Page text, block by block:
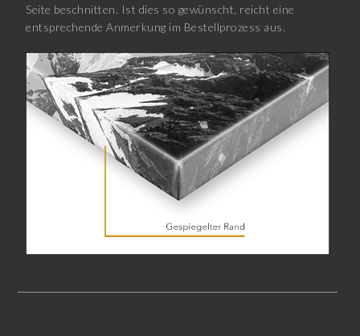
Seite beschnitten. Ist dies so gewünscht, reicht eine
entsprechende Anmerkung im Bestellprozess aus.